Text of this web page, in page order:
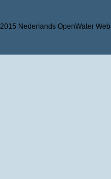
2015 Nederlands OpenWater